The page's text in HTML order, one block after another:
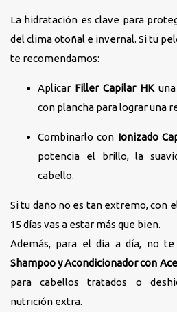
La hidratación es clave para
del clima otoñal e invernal. Si tu
te recomendamos:
Aplicar Filler Capilar HK
con plancha para lograr una
Combinarlo con Ionizado
potencia el brillo, la
cabello.
Si tu daño no es tan extremo, con
15 días vas a estar más que bien.
Además, para el día a día, no
Shampoo y Acondicionador con
para cabellos tratados o
nutrición extra.